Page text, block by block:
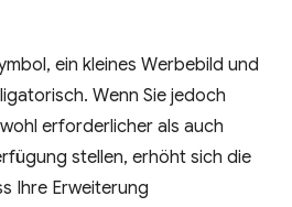
ein kleines Werbebild und
Wenn Sie jedoch
erforderlicher als auch
stellen, erhöht sich die
Ihre Erweiterung